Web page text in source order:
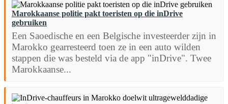
Marokkaanse politie pakt toeristen op die inDrive
gebruiken
Een Saoedische en een Belgische investeerder zijn in
Marokko gearresteerd toen ze in een auto wilden
stappen die was besteld via de app "inDrive". Twee
Marokkaanse...